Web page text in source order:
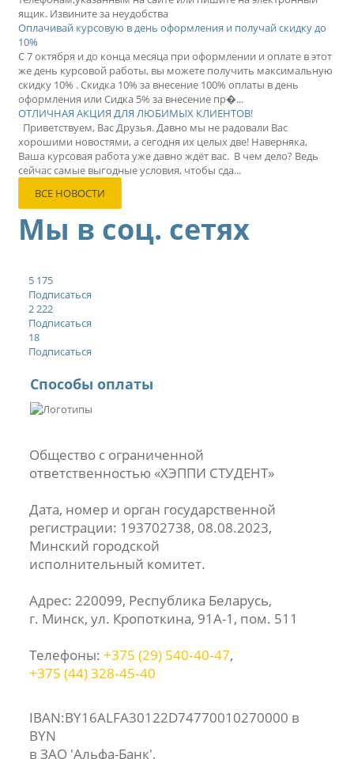
ящик. Извините за неудобства
Оплачивай курсовую в день оформления и получай скидку до
10%
С 7 октября и до конца месяца при оформлении и оплате в этот
же день курсовой работы, вы можете получить максимальную
скидку 10% . Скидка 10% за внесение 100% оплаты в день
оформления или Сидка 5% за внесение пр�...
ОТЛИЧНАЯ АКЦИЯ ДЛЯ ЛЮБИМЫХ КЛИЕНТОВ!
Приветствуем, Вас Друзья. Давно мы не радовали Вас
хорошими новостями, а сегодня их целых две! Наверняка,
Ваша курсовая работа уже давно ждёт вас. В чем дело? Ведь
сейчас самые выгодные условия, чтобы сда...
ВСЕ НОВОСТИ
Мы в соц. сетях
5 175
Подписаться
2 222
Подписаться
18
Подписаться
Способы оплаты
Общество с ограниченной
ответственностью «ХЭППИ СТУДЕНТ»
Дата, номер и орган государственной
регистрации: 193702738, 08.08.2023,
Минский городской
исполнительный комитет.
Адрес: 220099, Республика Беларусь,
г. Минск, ул. Кропоткина, 91А-1, пом. 511
Телефоны: +375 (29) 540‑40‑47,
+375 (44) 328‑45‑40
IBAN:BY16ALFA30122D74770010270000 в
BYN
в ЗАО 'Альфа-Банк',